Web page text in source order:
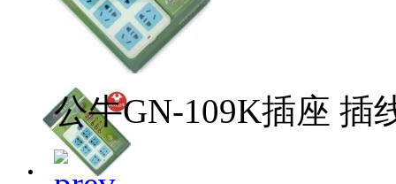
公牛GN-109K插座 插